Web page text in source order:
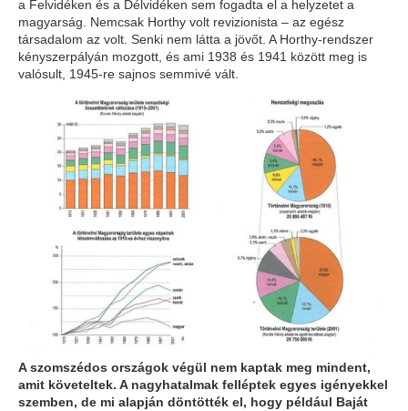
a Felvidéken és a Délvidéken sem fogadta el a helyzetet a
magyarság. Nemcsak Horthy volt revizionista – az egész
társadalom az volt. Senki nem látta a jövőt. A Horthy-rendszer
kényszerpályán mozgott, és ami 1938 és 1941 között meg is
valósult, 1945-re sajnos semmivé vált.
A szomszédos országok végül nem kaptak meg mindent,
amit követeltek. A nagyhatalmak felléptek egyes igényekkel
szemben, de mi alapján döntötték el, hogy például Baját